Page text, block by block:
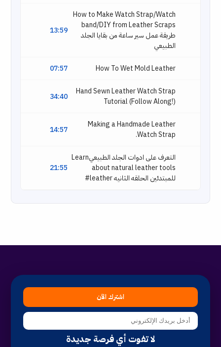
13:59
How to Make Watch Strap/Watch
band/DIY from Leather Scraps
طريقة عمل سير ساعة من بقايا الجلد
الطبيعي
07:57 How To Wet Mold Leather
34:40
Hand Sewn Leather Watch Strap
Tutorial (Follow Along!)
14:57
Making a Handmade Leather
Watch Strap.
21:55
التعرف على ادوات الجلد الطبيعيLearn
about natural leather tools
للمبتدئين الحلقه الثانيه leather#
اشترك الآن
لا تفوت أي فرصة جديدة